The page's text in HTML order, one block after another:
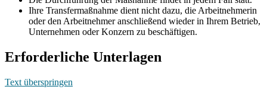
Ihre Transfermaßnahme dient nicht dazu, die Arbeitnehmerin
oder den Arbeitnehmer anschließend wieder in Ihrem Betrieb,
Unternehmen oder Konzern zu beschäftigen.
Erforderliche Unterlagen
Text überspringen